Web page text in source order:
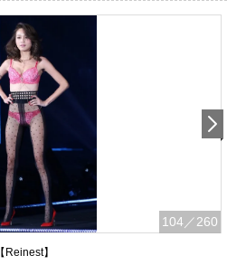
104 ／260
【Reinest】